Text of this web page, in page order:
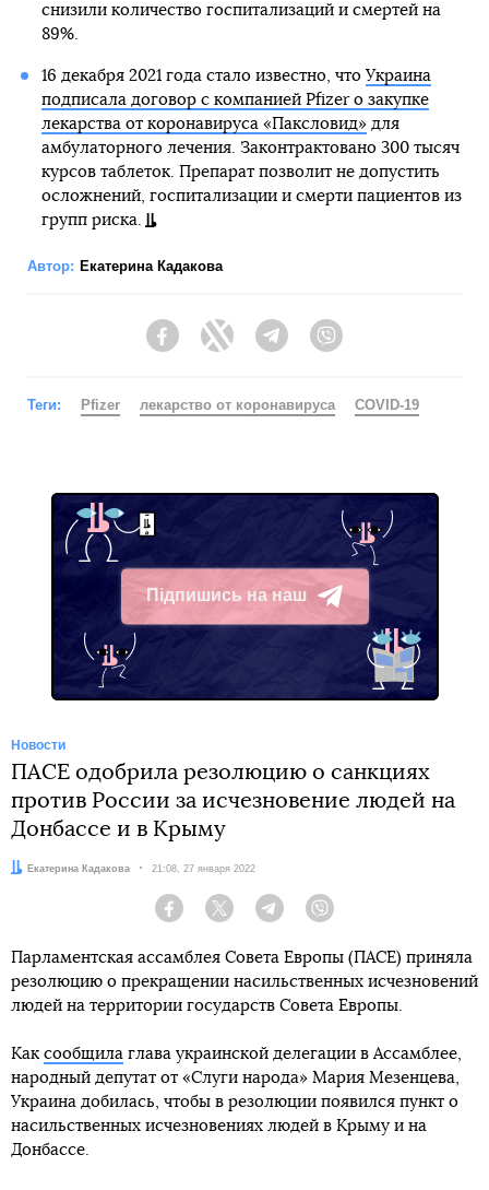
снизили количество госпитализаций и смертей на
89%.
16 декабря 2021 года стало известно, что Украина
подписала договор с компанией Pfizer о закупке
лекарства от коронавируса «Паксловид»для
амбулаторного лечения. Законтрактовано 300 тысяч
курсов таблеток. Препарат позволит не допустить
осложнений, госпитализации и смерти пациентов из
групп риска.
Автор: Екатерина Кадакова
FacebookTwitter Telegram
Теги: Pfizer лекарство от коронавируса COVID-19
Підпишись на наш
Telegram
Новости
ПАСЕ одобрила резолюцию о санкциях
против России за исчезновение людей на
Донбассе и в Крыму
Автор:Екатерина Кадакова Дата:
21:08, 27 января 2022
Facebook Twitter Telegram
Парламентская ассамблея Совета Европы (ПАСЕ) приняла
резолюцию о прекращении насильственных исчезновений
людей на территории государств Совета Европы.
Как сообщила глава украинской делегации в Ассамблее,
народный депутат от «Слуги народа» Мария Мезенцева,
Украина добилась, чтобы в резолюции появился пункт о
насильственных исчезновениях людей в Крыму и на
Донбассе.